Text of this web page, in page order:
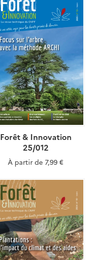
Forêt & Innovation
25/012
À partir de 7,99 €